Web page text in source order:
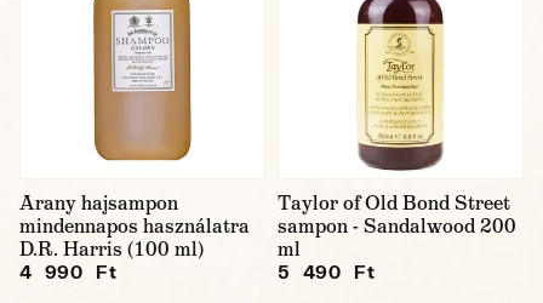
Arany hajsampon
mindennapos használatra
D.R. Harris (100 ml)
4 990 Ft
Taylor of Old Bond Street
sampon - Sandalwood 200
ml
5 490 Ft